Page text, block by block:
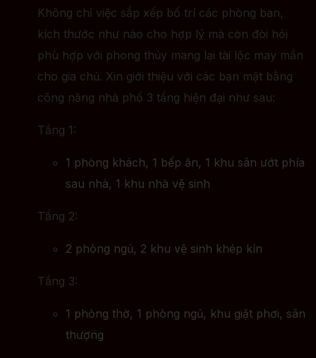
Không chỉ việc sắp xếp bố trí các phòng ban,
kích thước như nào cho hợp lý mà còn đòi hỏi
phù hợp với phong thủy mang lại tài lộc may mắn
cho gia chủ. Xin giới thiệu với các bạn mặt bằng
công năng nhà phố 3 tầng hiện đại như sau:
Tầng 1:
1 phòng khách, 1 bếp ăn, 1 khu sân ướt phía
sau nhà, 1 khu nhà vệ sinh
Tầng 2:
2 phòng ngủ, 2 khu vệ sinh khép kín
Tầng 3:
1 phòng thờ, 1 phòng ngủ, khu giặt phơi, sân
thượng